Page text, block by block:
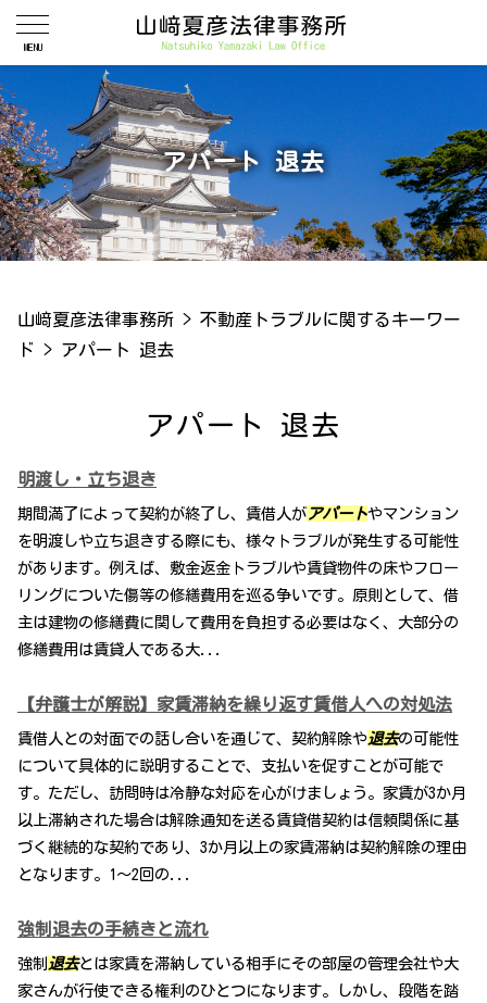
アパート 退去
山﨑夏彦法律事務所 > 不動産トラブルに関するキーワー
ド
> アパート 退去
アパート 退去
明渡し・立ち退き
期間満了によって契約が終了し、賃借人がアパートやマンション
を明渡しや立ち退きする際にも、様々トラブルが発生する可能性
があります。例えば、敷金返金トラブルや賃貸物件の床やフロー
リングについた傷等の修繕費用を巡る争いです。原則として、借
主は建物の修繕費に関して費用を負担する必要はなく、大部分の
修繕費用は賃貸人である大...
【弁護士が解説】家賃滞納を繰り返す賃借人への対処法
賃借人との対面での話し合いを通じて、契約解除や退去の可能性
について具体的に説明することで、支払いを促すことが可能で
す。ただし、訪問時は冷静な対応を心がけましょう。家賃が3か月
以上滞納された場合は解除通知を送る賃貸借契約は信頼関係に基
づく継続的な契約であり、3か月以上の家賃滞納は契約解除の理由
となります。1〜2回の...
強制退去の手続きと流れ
強制 退去とは家賃を滞納している相手にその部屋の管理会社や大
家さんが行使できる権利のひとつになります。しかし、段階を踏